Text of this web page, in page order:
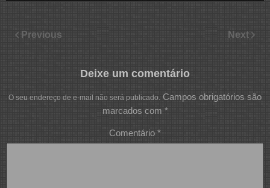
Previous Next
Deixe um comentário
O seu endereço de e-mail não será publicado. Campos obrigatórios são
marcados com *
Comentário *